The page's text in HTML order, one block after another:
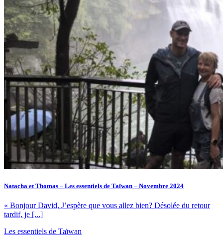
Natacha et Thomas – Les essentiels de Taïwan – Novembre 2024
« Bonjour David, J’espère que vous allez bien? Désolée du retour
tardif, je [...]
Les essentiels de Taïwan